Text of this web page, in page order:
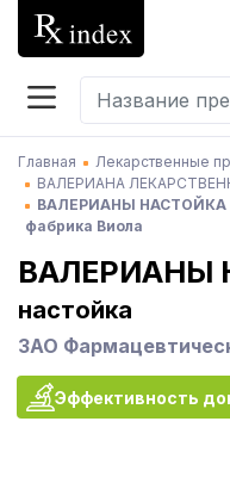
Главная
Лекарственные
ВАЛЕРИАНА
ВАЛЕРИАНЫ НАСТОЙКА
фабрика Виола
ВАЛЕРИАНЫ
настойка
ЗАО
Эффективность